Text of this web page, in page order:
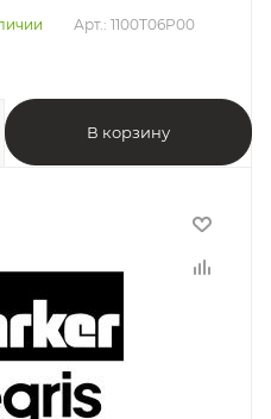
Арт.: 1100T06P00
В корзину